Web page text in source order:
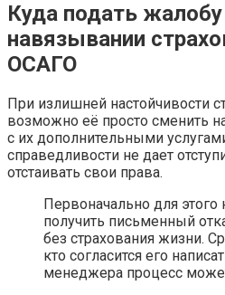
Куда подать жалобу
навязывании
ОСАГО
При излишней настойчивости
возможно её просто сменить
с их дополнительными
справедливости не дает
отстаивать свои права.
Первоначально для
получить письменный
без страхования жизни.
кто согласится его
менеджера процесс